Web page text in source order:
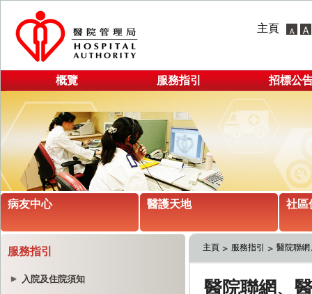
主頁
概覽 服務指引 招標公
病友中心 醫護天地 社區
服務指引
入院及住院須知
主頁 服務指引 醫院聯網